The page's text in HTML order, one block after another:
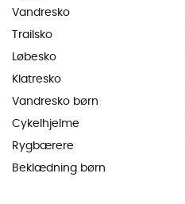
Vandresko
Trailsko
Løbesko
Klatresko
Vandresko børn
Cykelhjelme
Rygbærere
Beklædning børn